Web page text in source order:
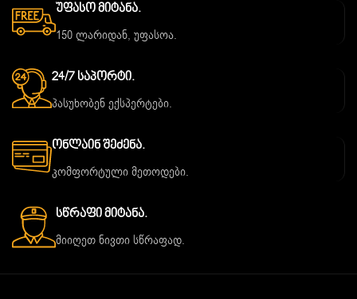
Უფასო Მიტანა.
150 ლარიდან, უფასოა.
24/7 Საპორტი.
პასუხობენ ექსპერტები.
Ონლაინ Შეძენა.
კომფორტული მეთოდები.
Სწრაფი Მიტანა.
მიიღეთ ნივთი სწრაფად.